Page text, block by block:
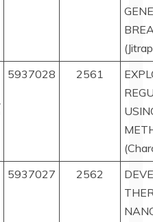
5937028 2561
5937027 2562